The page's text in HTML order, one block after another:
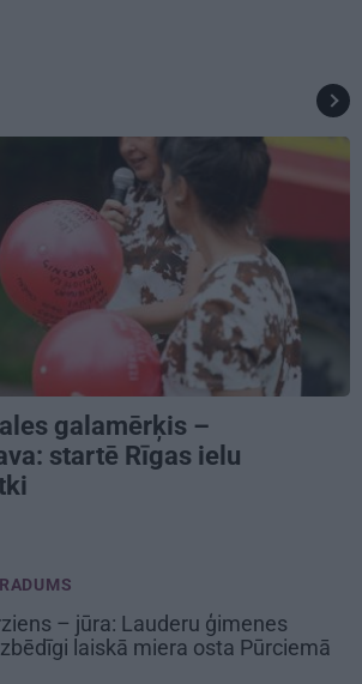
galamērķis –
startē Rīgas ielu
– jūra: Lauderu ģimenes
laiskā miera osta Pūrciemā